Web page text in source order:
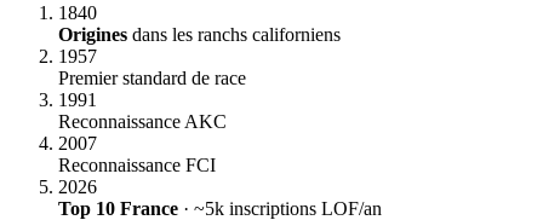
1840
Origines dans les ranchs californiens
1957
Premier standard de race
1991
Reconnaissance AKC
2007
Reconnaissance FCI
2026
Top 10 France · ~5k inscriptions LOF/an